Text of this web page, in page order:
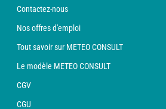
Contactez-nous
Nos offres d'emploi
Tout savoir sur METEO CONSULT
Le modèle METEO CONSULT
CGV
CGU